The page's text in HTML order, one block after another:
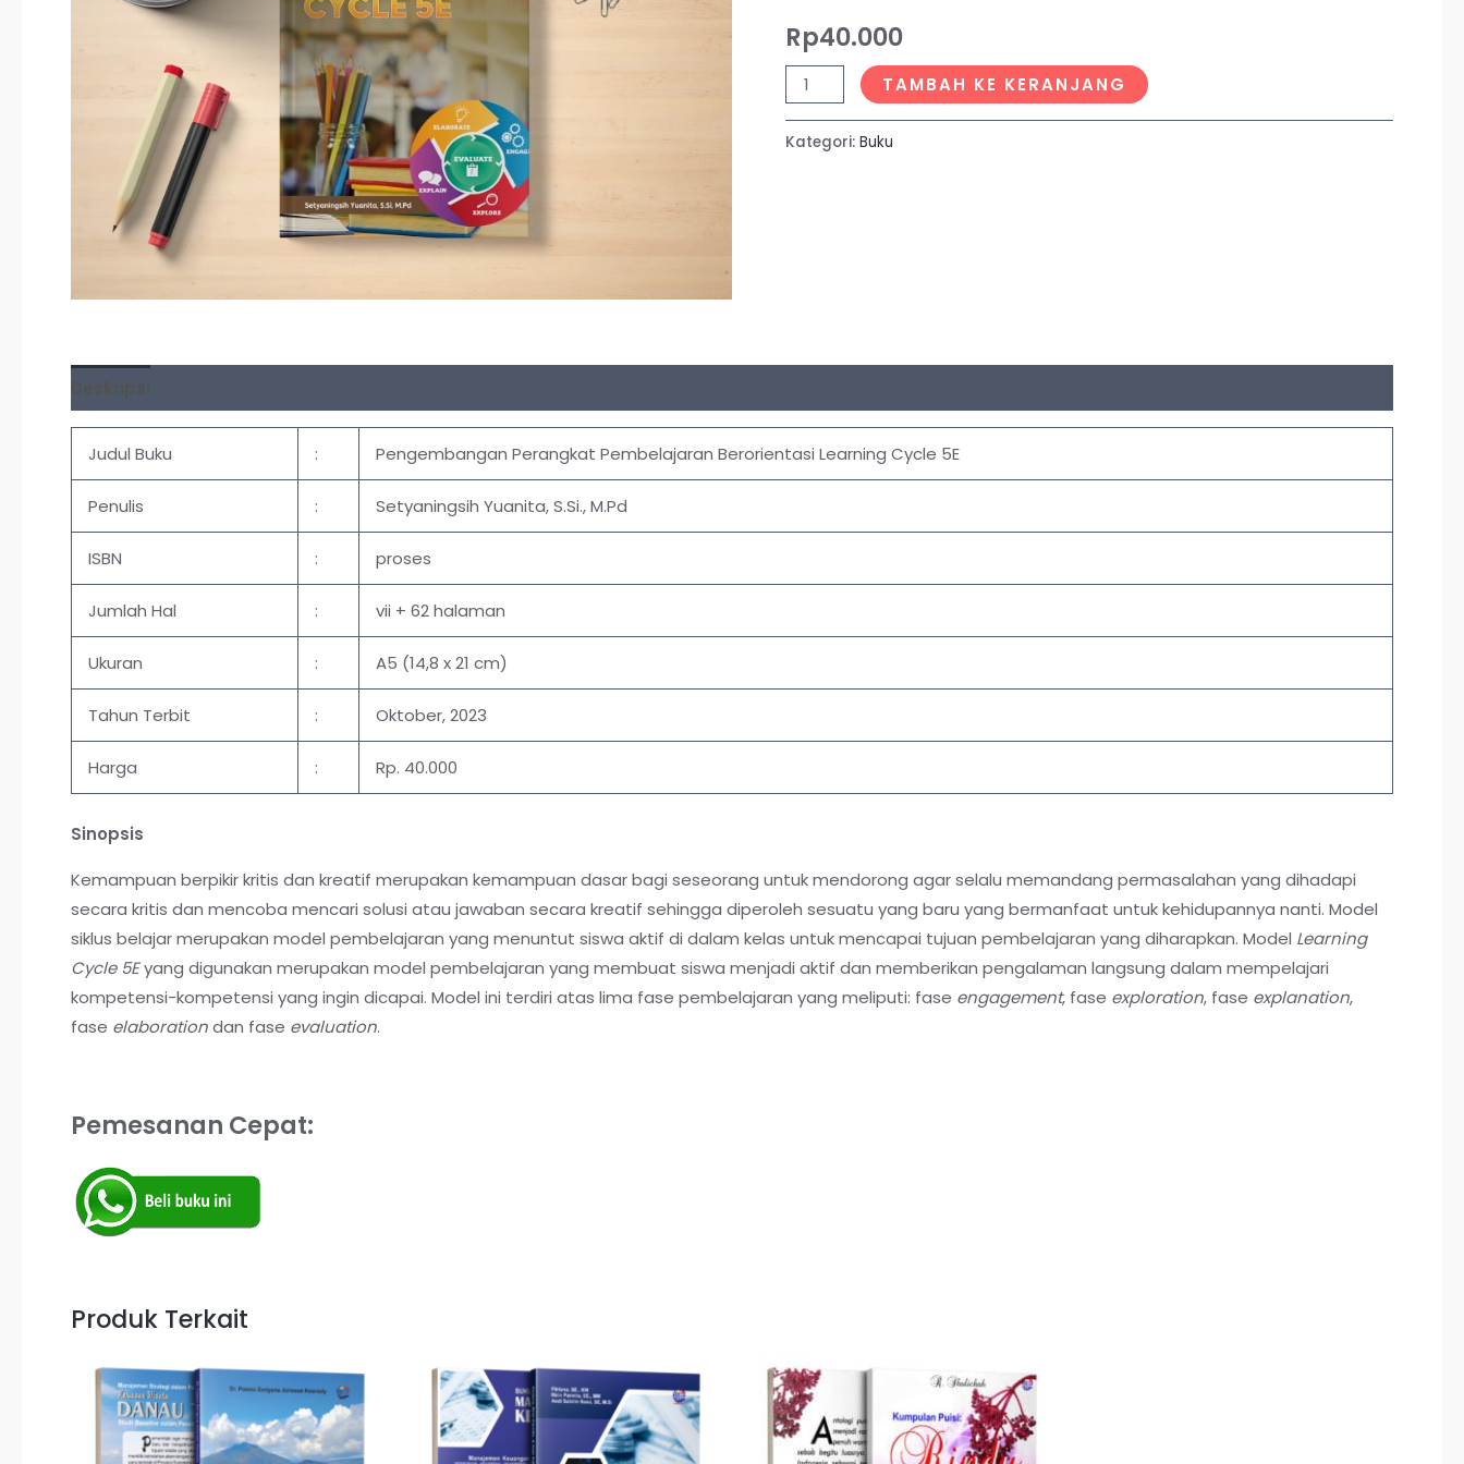
Rp40.000
5E
TAMBAH KE KERANJANG
Kategori: Buku
Deskripsi
Judul Buku : Pengembangan Perangkat Pembelajaran Berorientasi Learning Cycle 5E
Penulis : Setyaningsih Yuanita, S.Si., M.Pd
ISBN : proses
Jumlah Hal : vii + 62 halaman
Ukuran : A5 (14,8 x 21 cm)
Tahun Terbit : Oktober, 2023
Harga : Rp. 40.000
Sinopsis
Kemampuan berpikir kritis dan kreatif merupakan kemampuan dasar bagi seseorang untuk mendorong agar selalu memandang permasalahan yang dihadapi
secara kritis dan mencoba mencari solusi atau jawaban secara kreatif sehingga diperoleh sesuatu yang baru yang bermanfaat untuk kehidupannya nanti. Model
siklus belajar merupakan model pembelajaran yang menuntut siswa aktif di dalam kelas untuk mencapai tujuan pembelajaran yang diharapkan. Model Learning
Cycle 5Eyang digunakan merupakan model pembelajaran yang membuat siswa menjadi aktif dan memberikan pengalaman langsung dalam mempelajari
kompetensi-kompetensi yang ingin dicapai. Model ini terdiri atas lima fase pembelajaran yang meliputi: fase engagement, fase exploration, fase explanation,
fase elaborationdan fase evaluation.
Pemesanan Cepat:
Produk Terkait